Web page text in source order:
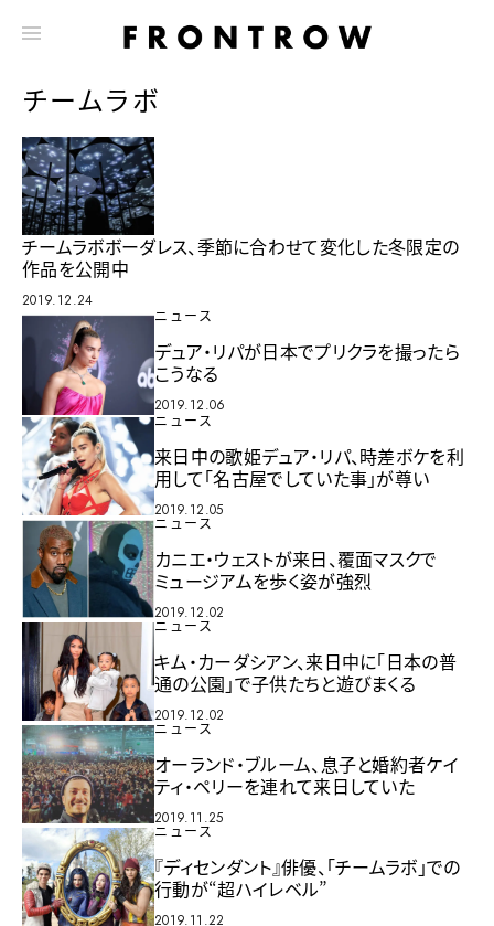
チームラボ
チームラボボーダレス、季節に合わせて変化した冬限定の
作品を公開中
2019.12.24
ニュース
デュア・リパが日本でプリクラを撮ったら
こうなる
2019.12.06
ニュース
来日中の歌姫デュア・リパ、時差ボケを利
用して「名古屋でしていた事」が尊い
2019.12.05
ニュース
カニエ・ウェストが来日、覆面マスクで
ミュージアムを歩く姿が強烈
2019.12.02
ニュース
キム・カーダシアン、来日中に「日本の普
通の公園」で子供たちと遊びまくる
2019.12.02
ニュース
オーランド・ブルーム、息子と婚約者ケイ
ティ・ペリーを連れて来日していた
2019.11.25
ニュース
『ディセンダント』俳優、「チームラボ」での
行動が“超ハイレベル”
2019.11.22